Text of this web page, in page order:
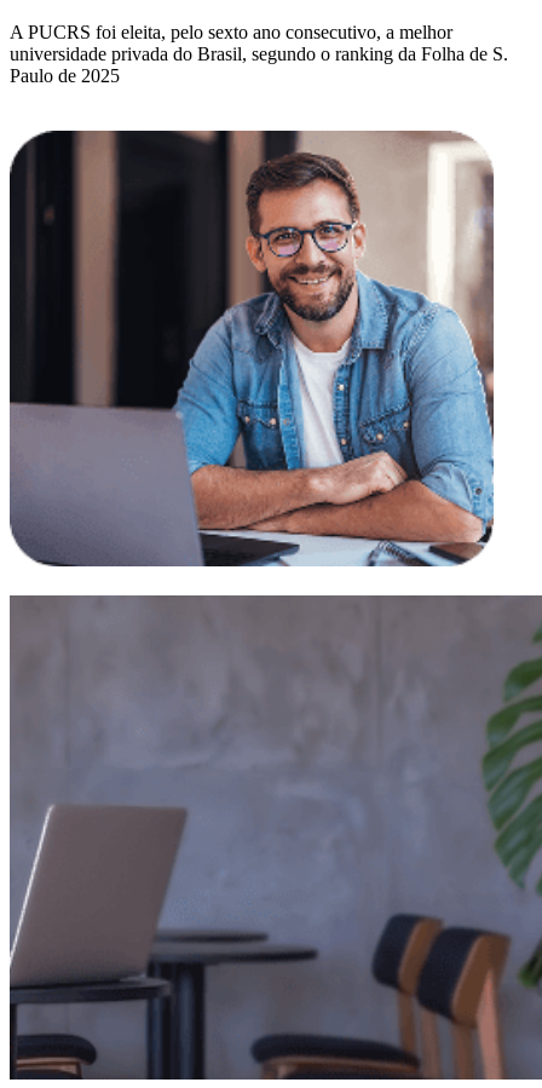
A PUCRS foi eleita, pelo sexto ano consecutivo, a melhor
universidade privada do Brasil, segundo o ranking da Folha de S.
Paulo de 2025